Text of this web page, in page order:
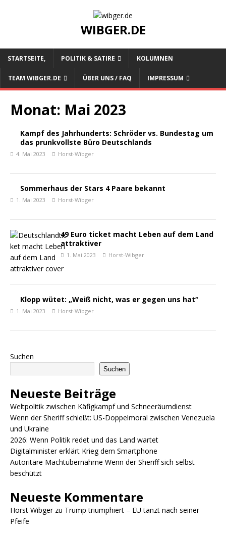
WIBGER.DE
STARTSEITE, POLITIK & SATIRE KOLUMNEN
TEAM WIBGER.DE ÜBER UNS / FAQ IMPRESSUM
Monat: Mai 2023
Kampf des Jahrhunderts: Schröder vs. Bundestag um
das prunkvollste Büro Deutschlands
4. Mai 2023 Horst-Wibger
Sommerhaus der Stars 4 Paare bekannt
1. Mai 2023 Horst-Wibger
49 Euro ticket macht Leben auf dem Land
attraktiver
1. Mai 2023 Horst-Wibger
Klopp wütet: „Weiß nicht, was er gegen uns hat“
1. Mai 2023 Horst-Wibger
Suchen
Suchen
Neueste Beiträge
Weltpolitik zwischen Käfigkampf und Schneeräumdienst
Wenn der Sheriff schießt: US-Doppelmoral zwischen Venezuela
und Ukraine
2026: Wenn Politik redet und das Land wartet
Digitalminister erklärt Krieg dem Smartphone
Autoritäre Machtübernahme Wenn der Sheriff sich selbst
beschützt
Neueste Kommentare
Horst Wibgerzu Trump triumphiert – EU tanzt nach seiner
Pfeife